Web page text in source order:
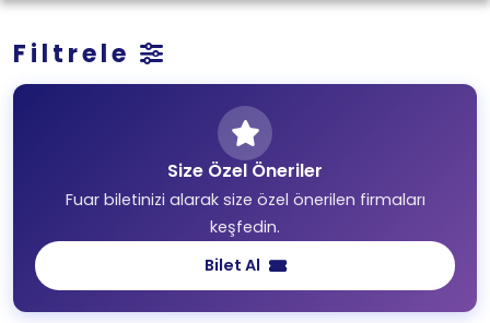
Filtrele
Size Özel Öneriler
Fuar biletinizi alarak size özel önerilen firmaları
keşfedin.
Bilet Al